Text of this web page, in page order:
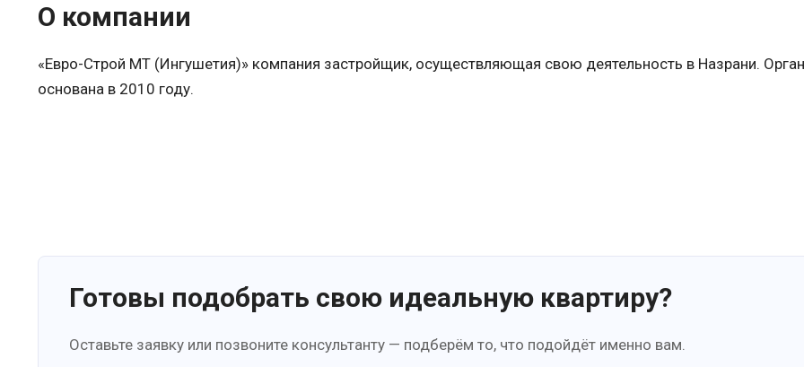
О компании
«Евро-Строй МТ (Ингушетия)» компания застройщик, осуществляющая свою деятельность в Назрани.
основана в 2010 году.
Готовы подобрать свою идеальную квартиру?
Оставьте заявку или позвоните консультанту — подберём то, что подойдёт именно вам.